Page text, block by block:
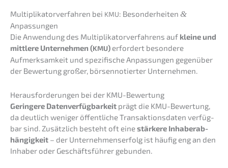
Multi­pli­ka­tor­ver­fah­ren bei KMU: Beson­der­hei­ten &
Anpassungen
Die Anwen­dung des Multi­pli­ka­tor­ver­fah­rens auf kleine und
mittle­re Unter­neh­men (KMU) erfor­dert beson­de­re
Aufmerk­sam­keit und spezi­fi­sche Anpas­sun­gen gegen­über
der Bewer­tung großer, börsen­no­tier­ter Unternehmen.
Heraus­for­de­run­gen bei der KMU-Bewertung
Gerin­ge­re Daten­ver­füg­bar­keit prägt die KMU-Bewer­tung,
da deutlich weniger öffent­li­che Trans­ak­ti­ons­da­ten verfüg­
bar sind. Zusätz­lich besteht oft einestärke­re Inhaber­ab­
hän­gig­keit – der Unter­neh­mens­er­folg ist häufig eng an den
Inhaber oder Geschäfts­füh­rer gebunden.